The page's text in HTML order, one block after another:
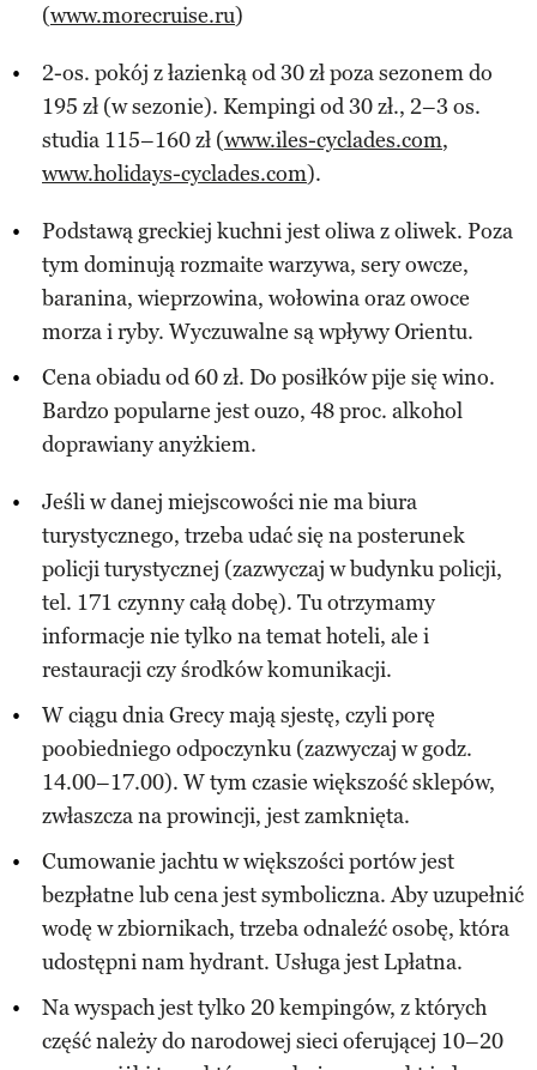
(www.morecruise.ru)
2-os. pokój z łazienką od 30 zł poza sezonem do
195 zł (w sezonie). Kempingi od 30 zł., 2–3 os.
studia 115–160 zł (www.iles-cyclades.com,
www.holidays-cyclades.com).
Podstawą greckiej kuchni jest oliwa z oliwek. Poza
tym dominują rozmaite warzywa, sery owcze,
baranina, wieprzowina, wołowina oraz owoce
morza i ryby. Wyczuwalne są wpływy Orientu.
Cena obiadu od 60 zł. Do posiłków pije się wino.
Bardzo popularne jest ouzo, 48 proc. alkohol
doprawiany anyżkiem.
Jeśli w danej miejscowości nie ma biura
turystycznego, trzeba udać się na posterunek
policji turystycznej (zazwyczaj w budynku policji,
tel. 171 czynny całą dobę). Tu otrzymamy
informacje nie tylko na temat hoteli, ale i
restauracji czy środków komunikacji.
W ciągu dnia Grecy mają sjestę, czyli porę
poobiedniego odpoczynku (zazwyczaj w godz.
14.00–17.00). W tym czasie większość sklepów,
zwłaszcza na prowincji, jest zamknięta.
Cumowanie jachtu w większości portów jest
bezpłatne lub cena jest symboliczna. Aby uzupełnić
wodę w zbiornikach, trzeba odnaleźć osobę, która
udostępni nam hydrant. Usługa jest Lpłatna.
Na wyspach jest tylko 20 kempingów, z których
część należy do narodowej sieci oferującej 10–20